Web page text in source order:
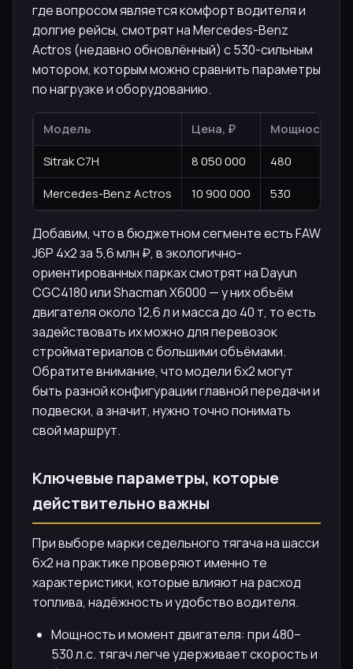
где вопросом является комфорт водителя и
долгие рейсы, смотрят на Mercedes-Benz
Actros (недавно обновлённый) с 530-сильным
мотором, которым можно сравнить параметры
по нагрузке и оборудованию.
Модель Цена, ₽
Мощность,
Sitrak C7H
8 050 000
480
Mercedes-Benz Actros
10 900 000 530
Добавим, что в бюджетном сегменте есть FAW
J6P 4x2 за 5,6 млн ₽, в экологично-
ориентированных парках смотрят на Dayun
CGC4180 или Shacman X6000 — у них объём
двигателя около 12,6 л и масса до 40 т, то есть
задействовать их можно для перевозок
стройматериалов с большими объёмами.
Обратите внимание, что модели 6х2 могут
быть разной конфигурации главной передачи и
подвески, а значит, нужно точно понимать
свой маршрут.
Ключевые параметры, которые
действительно важны
При выборе марки седельного тягача на шасси
6х2 на практике проверяют именно те
характеристики, которые влияют на расход
топлива, надёжность и удобство водителя.
Мощность и момент двигателя: при 480–
530 л.с. тягач легче удерживает скорость и